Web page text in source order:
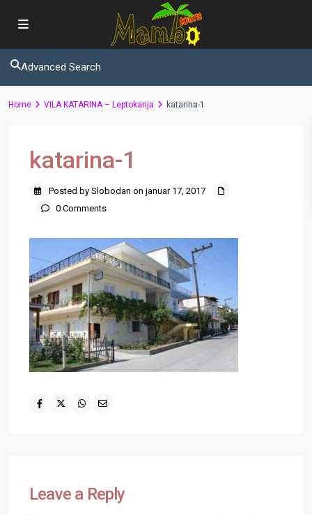
Advanced Search
Home VILA KATARINA – Leptokarija katarina-1
katarina-1
Posted by Slobodan on januar 17, 2017
0 Comments
Leave a Reply